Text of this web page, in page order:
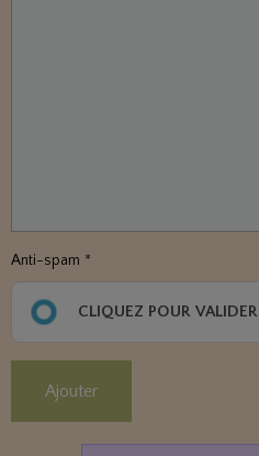
Anti-spam
CLIQUEZ POUR VALIDER
Ajouter